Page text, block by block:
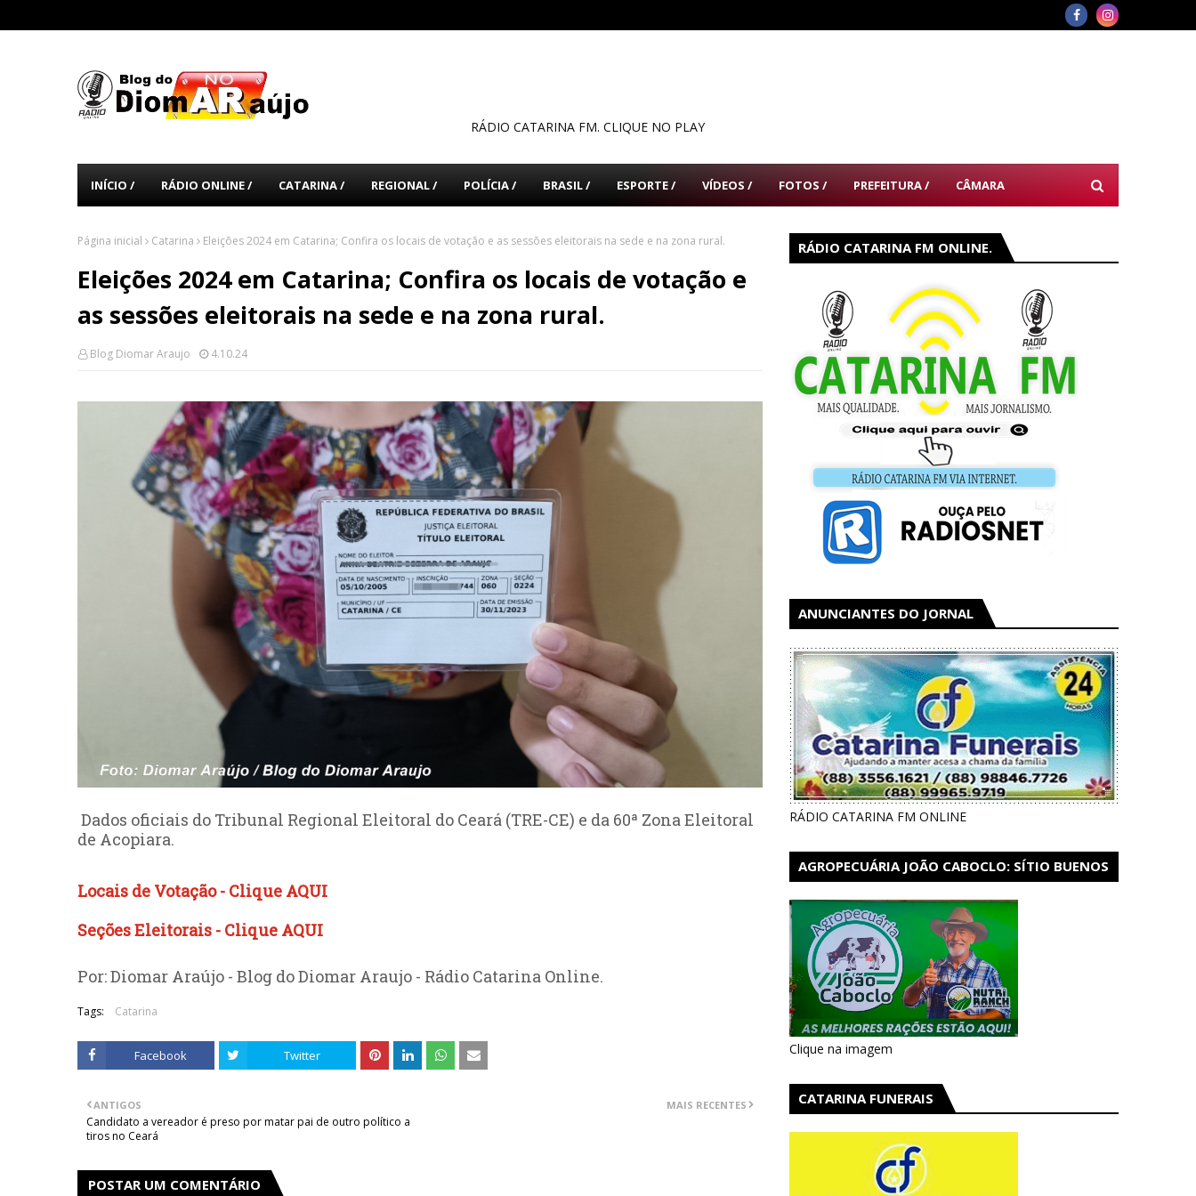
RÁDIO CATARINA FM. CLIQUE NO PLAY
INÍCIO / RÁDIO ONLINE / CATARINA / REGIONAL / POLÍCIA / BRASIL / ESPORTE / VÍDEOS / FOTOS / PREFEITURA / CÂMARA
Página inicial Catarina Eleições 2024 em Catarina; Confira os locais de votação e as sessões eleitorais na sede e na zona rural.
Eleições 2024 em Catarina; Confira os locais de votação e
as sessões eleitorais na sede e na zona rural.
Blog Diomar Araujo 4.10.24
Dados oficiais do Tribunal Regional Eleitoral do Ceará (TRE-CE) e da 60ª Zona Eleitoral
de Acopiara.
Locais de Votação - Clique AQUI
Seções Eleitorais - Clique AQUI
Por: Diomar Araújo - Blog do Diomar Araujo - Rádio Catarina Online.
Tags: Catarina
Facebook Twitter
MAIS RECENTES
ANTIGOS
Candidato a vereador é preso por matar pai de outro político a
tiros no Ceará
POSTAR UM COMENTÁRIO
RÁDIO CATARINA FM ONLINE.
ANUNCIANTES DO JORNAL
RÁDIO CATARINA FM ONLINE
AGROPECUÁRIA JOÃO CABOCLO: SÍTIO BUENOS
Clique na imagem
CATARINA FUNERAIS